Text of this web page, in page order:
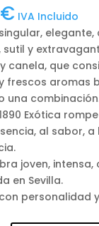
€ IVA Incluido
sutil y
canela, que
frescos aromas
una
Exótica
al sabor,
joven,
en Sevilla.
personalidad